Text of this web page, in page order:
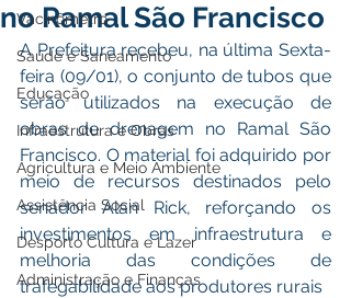
Vacinômetro
Saúde e Saneamento
Educação
Infraestrutura e Obras
Agricultura e Meio Ambiente
Assistência Social
Desporto Cultura e Lazer
Administração e Finanças
no Ramal São Francisco
A Prefeitura recebeu, na última Sexta-
feira (09/01), o conjunto de tubos que
serão utilizados na execução de
obras de drenagem no Ramal São
Francisco. O material foi adquirido por
meio de recursos destinados pelo
senador Alan Rick, reforçando os
investimentos em infraestrutura e
melhoria das condições de
trafegabilidade aos produtores rurais